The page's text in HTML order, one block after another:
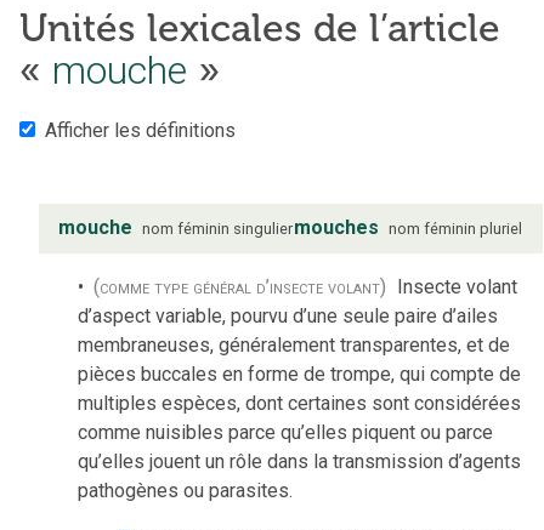
Unités lexicales de l’article
« mouche »
Afficher les définitions
mouche nom féminin singuliermouches nom féminin pluriel
(comme type général d’insecte volant) Insecte volant
d’aspect variable, pourvu d’une seule paire d’ailes
membraneuses, généralement transparentes, et de
pièces buccales en forme de trompe, qui compte de
multiples espèces, dont certaines sont considérées
comme nuisibles parce qu’elles piquent ou parce
qu’elles jouent un rôle dans la transmission d’agents
pathogènes ou parasites.